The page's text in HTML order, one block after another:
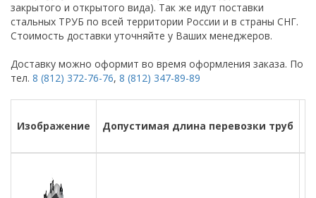
закрытого и открытого вида). Так же идут поставки
стальных ТРУБ по всей территории России и в страны СНГ.
Стоимость доставки уточняйте у Ваших менеджеров.
Доставку можно оформит во время оформления заказа. По
тел. 8 (812) 372-76-76, 8 (812) 347-89-89
Изображение Допустимая длина перевозки труб